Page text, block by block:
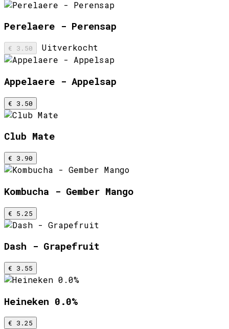
Perelaere - Perensap
€ 3.50 Uitverkocht
Appelaere - Appelsap
€ 3.50
Club Mate
€ 3.90
Kombucha - Gember Mango
€ 5.25
Dash - Grapefruit
€ 3.55
Heineken 0.0%
€ 3.25